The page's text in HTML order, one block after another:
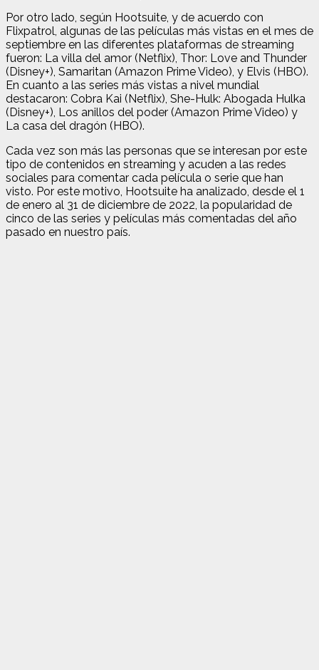
Por otro lado, según Hootsuite, y de acuerdo con
Flixpatrol, algunas de las películas más vistas en el mes de
septiembre en las diferentes plataformas de streaming
fueron: La villa del amor (Netflix), Thor: Love and Thunder
(Disney+), Samaritan (Amazon Prime Video), y Elvis (HBO).
En cuanto a las series más vistas a nivel mundial
destacaron: Cobra Kai (Netflix), She-Hulk: Abogada Hulka
(Disney+), Los anillos del poder (Amazon Prime Video) y
La casa del dragón (HBO).
Cada vez son más las personas que se interesan por este
tipo de contenidos en streaming y acuden a las redes
sociales para comentar cada película o serie que han
visto. Por este motivo, Hootsuite ha analizado, desde el 1
de enero al 31 de diciembre de 2022, la popularidad de
cinco de las series y películas más comentadas del año
pasado en nuestro país.